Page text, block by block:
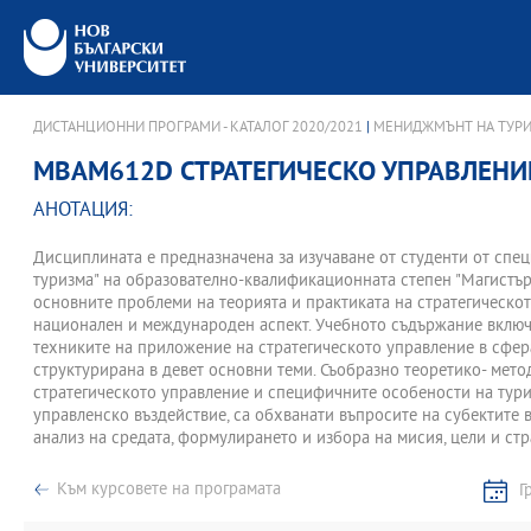
ДИСТАНЦИОННИ ПРОГРАМИ - КАТАЛОГ 2020/2021 МЕНИДЖМЪНТ НА
MBAM612D СТРАТЕГИЧЕСКО
АНОТАЦИЯ:
Дисциплината е предназначена за изучаване от студенти от
туризма" на образователно-квалификационната степен
основните проблеми на теорията и практиката на
национален и международен аспект. Учебното съдържание
техниките на приложение на стратегическото управление в
структурирана в девет основни теми. Съобразно теоретико-
стратегическото управление и специфичните особености на
управленско въздействие, са обхванати въпросите на
анализ на средата, формулирането и избора на мисия, цели и
институционалната му рамка и фирмено управление,
аспекти. и отговорности. Обхванати са и разработването на
Към курсовете на програмата